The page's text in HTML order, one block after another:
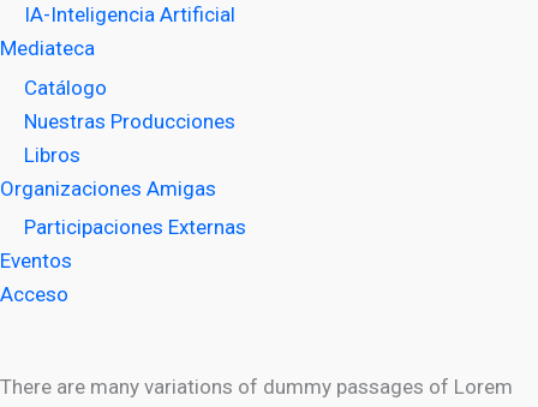
IA-Inteligencia Artificial
Mediateca
Catálogo
Nuestras Producciones
Libros
Organizaciones Amigas
Participaciones Externas
Eventos
Acceso
There are many variations of dummy passages of Lorem